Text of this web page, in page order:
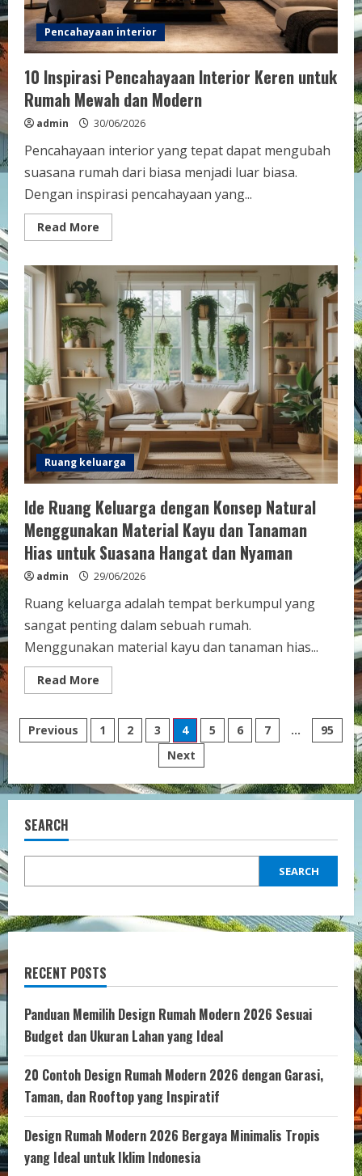
Pencahayaan interior
10 Inspirasi Pencahayaan Interior Keren untuk
Rumah Mewah dan Modern
admin 30/06/2026
Pencahayaan interior yang tepat dapat mengubah
suasana rumah dari biasa menjadi luar biasa.
Dengan inspirasi pencahayaan yang...
Read More
more
Inspirasi
Pencahayaan
Interior
Keren
untuk
Rumah
Mewah
dan
Modern
Ruang keluarga
Ide Ruang Keluarga dengan Konsep Natural
Menggunakan Material Kayu dan Tanaman
Hias untuk Suasana Hangat dan Nyaman
admin 29/06/2026
Ruang keluarga adalah tempat berkumpul yang
sangat penting dalam sebuah rumah.
Menggunakan material kayu dan tanaman hias...
Read More
more
Ruang
Keluarga
dengan
Menggunakan
Material
Kayu
Hias
Suasana
dan
Posts
pagination
Previous 1 2 3 4 5 6 7 …
95
Next
SEARCH
SEARCH
RECENT POSTS
Panduan Memilih Design Rumah Modern 2026 Sesuai
Budget dan Ukuran Lahan yang Ideal
20 Contoh Design Rumah Modern 2026 dengan Garasi,
Taman, dan Rooftop yang Inspiratif
Design Rumah Modern 2026 Bergaya Minimalis Tropis
yang Ideal untuk Iklim Indonesia